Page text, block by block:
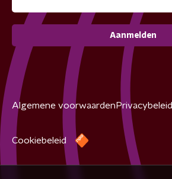
Aanmelden
Algemene voorwaarden Privacybeleid
Cookiebeleid